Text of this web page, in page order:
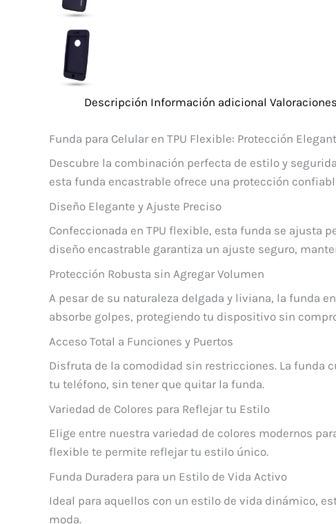
Descripción Información adicional
Funda para Celular en TPU Flexible: Protección
Descubre la combinación perfecta de estilo y
esta funda encastrable ofrece una protección
Diseño Elegante y Ajuste Preciso
Confeccionada en TPU flexible, esta funda se ajusta
diseño encastrable garantiza un ajuste seguro,
Protección Robusta sin Agregar Volumen
A pesar de su naturaleza delgada y liviana, la funda
absorbe golpes, protegiendo tu dispositivo sin
Acceso Total a Funciones y Puertos
Disfruta de la comodidad sin restricciones. La funda
tu teléfono, sin tener que quitar la funda.
Variedad de Colores para Reflejar tu Estilo
Elige entre nuestra variedad de colores modernos
flexible te permite reflejar tu estilo único.
Funda Duradera para un Estilo de Vida Activo
Ideal para aquellos con un estilo de vida dinámico,
moda.